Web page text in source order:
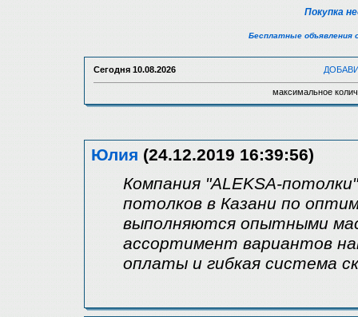
Покупка
Бесплатные объявления
Сегодня 10.08.2026
максимальное
Юлия (24.12.2019 16:39:56)
Компания "ALEKSA-
потолков в Казани по
выполняются опытными
ассортимент вариантов
оплаты и гибкая система